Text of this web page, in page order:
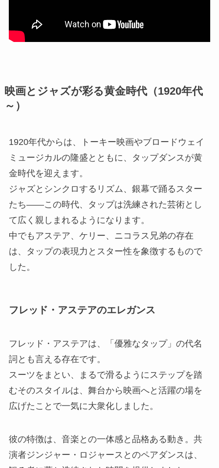
映画とジャズが彩る黄金時代（1920年代
～）
1920年代からは、トーキー映画やブロードウェイ
ミュージカルの隆盛とともに、タップダンスが黄
金時代を迎えます。
ジャズとシンクロするリズム、銀幕で踊るスター
たち――この時代、タップは洗練された芸術とし
て広く親しまれるようになります。
中でもアステア、ケリー、ニコラス兄弟の存在
は、タップの表現力とスター性を象徴するもので
した。
フレッド・アステアのエレガンス
フレッド・アステアは、「優雅なタップ」の代名
詞とも言える存在です。
スーツをまとい、まるで滑るようにステップを踏
むそのスタイルは、舞台から映画へと活躍の場を
広げたことで一気に大衆化しました。
彼の特徴は、音楽との一体感と品格ある動き。共
演者ジンジャー・ロジャースとのペアダンスは、